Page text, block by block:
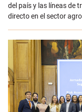
del país y las líneas de
directo en el sector